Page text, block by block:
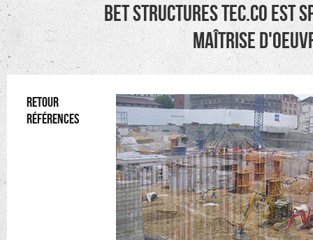
BET structures TEC.CO
maîtrise
RETOUR
RÉFÉRENCES